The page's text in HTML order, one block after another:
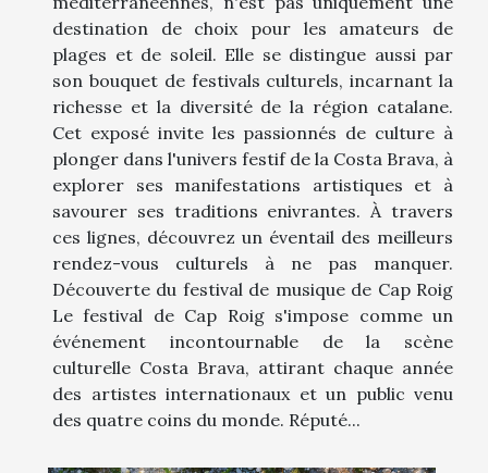
destination de choix pour les amateurs de
plages et de soleil. Elle se distingue aussi par
son bouquet de festivals culturels, incarnant la
richesse et la diversité de la région catalane.
Cet exposé invite les passionnés de culture à
plonger dans l'univers festif de la Costa Brava, à
explorer ses manifestations artistiques et à
savourer ses traditions enivrantes. À travers
ces lignes, découvrez un éventail des meilleurs
rendez-vous culturels à ne pas manquer.
Découverte du festival de musique de Cap Roig
Le festival de Cap Roig s'impose comme un
événement incontournable de la scène
culturelle Costa Brava, attirant chaque année
des artistes internationaux et un public venu
des quatre coins du monde. Réputé...